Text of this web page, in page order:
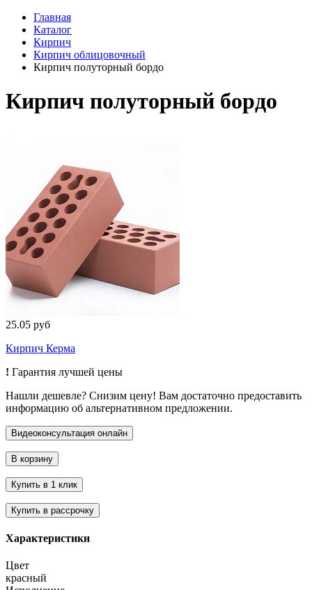
Главная
Каталог
Кирпич
Кирпич облицовочный
Кирпич полуторный бордо
Кирпич полуторный бордо
25.05 руб
Кирпич Керма
! Гарантия лучшей цены
Нашли дешевле? Снизим цену! Вам достаточно предоставить
информацию об альтернативном предложении.
Характеристики
Цвет
красный